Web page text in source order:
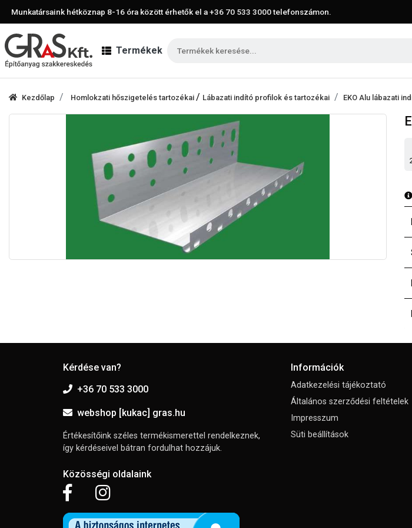
Munkatársaink hétköznap 8-16 óra között érhetők el a+36 70 533 3000telefonszámon.
Termékek
Kezdőlap Homlokzati hőszigetelés tartozékai / Lábazati indító profilok és tartozékai EKO Alu lábazati
Kérdése van?
+36 70 533 3000
webshop [kukac] gras.hu
Értékesítőink széles termékismerettel rendelkeznek,
így kérdéseivel bátran fordulhat hozzájuk.
Közösségi oldalaink
Információk
Adatkezelési tájékoztató
Általános szerződési feltételek
Impresszum
Süti beállítások